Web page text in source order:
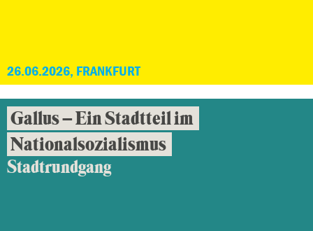
26.06.2026, FRANKFURT
Gallus – Ein Stadtteil im
Nationalsozialismus
Stadtrundgang